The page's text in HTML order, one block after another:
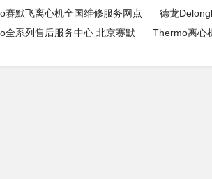
赛默飞离心机全国维修服务网点
德龙
全系列售后服务中心 北京赛默
Thermo离心